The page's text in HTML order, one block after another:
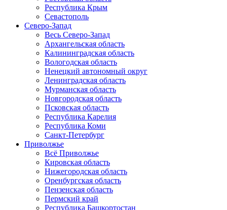
Республика Крым
Севастополь
Северо-Запад
Весь Северо-Запад
Архангельская область
Калининградская область
Вологодская область
Ненецкий автономный округ
Ленинградская область
Мурманская область
Новгородская область
Псковская область
Республика Карелия
Республика Коми
Санкт-Петербург
Приволжье
Всё Приволжье
Кировская область
Нижегородская область
Оренбургская область
Пензенская область
Пермский край
Республика Башкортостан